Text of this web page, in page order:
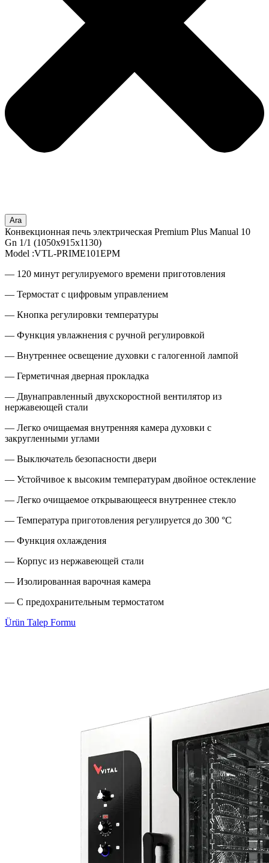
Ara
Конвекционная печь электрическая Premium Plus Manual 10
Gn 1/1 (1050x915x1130)
Model :VTL-PRIME101EPM
— 120 минут регулируемого времени приготовления
— Термостат с цифровым управлением
— Кнопка регулировки температуры
— Функция увлажнения с ручной регулировкой
— Внутреннее освещение духовки с галогенной лампой
— Герметичная дверная прокладка
— Двунаправленный двухскоростной вентилятор из
нержавеющей стали
— Легко очищаемая внутренняя камера духовки с
закругленными углами
— Выключатель безопасности двери
— Устойчивое к высоким температурам двойное остекление
— Легко очищаемое открывающееся внутреннее стекло
— Температура приготовления регулируется до 300 °C
— Функция охлаждения
— Корпус из нержавеющей стали
— Изолированная варочная камера
— С предохранительным термостатом
Ürün Talep Formu